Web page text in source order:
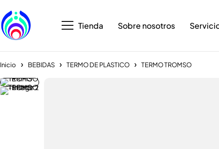
Tienda Sobre nosotros
Inicio BEBIDAS TERMO DE PLASTICO TERMO TROMSO